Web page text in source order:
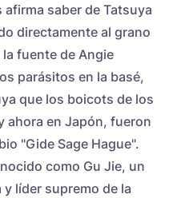
saber de Tatsuya
directamente al grano
fuente de Angie
parásitos en la basé,
que los boicots de los
ahora en Japón, fueron
"Gide Sage Hague".
como Gu Jie, un
líder supremo de la